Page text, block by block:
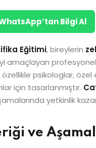
Bilgi Al
Eğitimi, bireylerin
amaçlayan
özellikle psikologlar,
için tasarlanmıştır.
yetkinlik
ve